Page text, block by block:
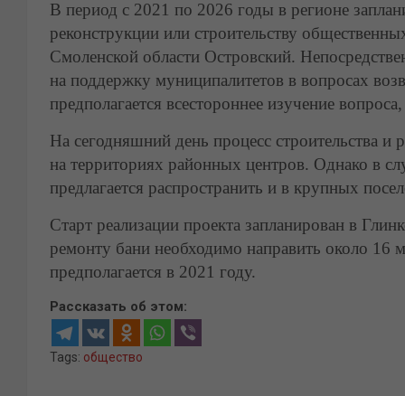
В период с 2021 по 2026 годы в регионе
реконструкции или строительству
Смоленской области Островский.
на поддержку муниципалитетов в вопросах
предполагается всестороннее изучение
На сегодняшний день процесс строительства и
на территориях районных центров. Однако в
предлагается распространить и в крупных
Старт реализации проекта запланирован в
ремонту бани необходимо направить около 16
предполагается в 2021 году.
Рассказать об этом:
Tags: общество